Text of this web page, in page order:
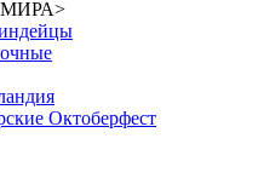
>
Октоберфест